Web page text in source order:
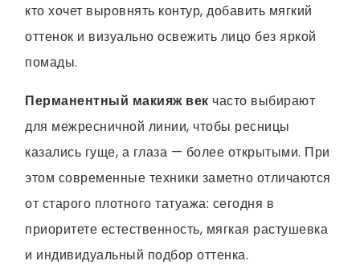
кто хочет выровнять контур, добавить мягкий
оттенок и визуально освежить лицо без яркой
помады.
Перманентный макияж век часто выбирают
для межресничной линии, чтобы ресницы
казались гуще, а глаза — более открытыми. При
этом современные техники заметно отличаются
от старого плотного татуажа: сегодня в
приоритете естественность, мягкая растушевка
и индивидуальный подбор оттенка.